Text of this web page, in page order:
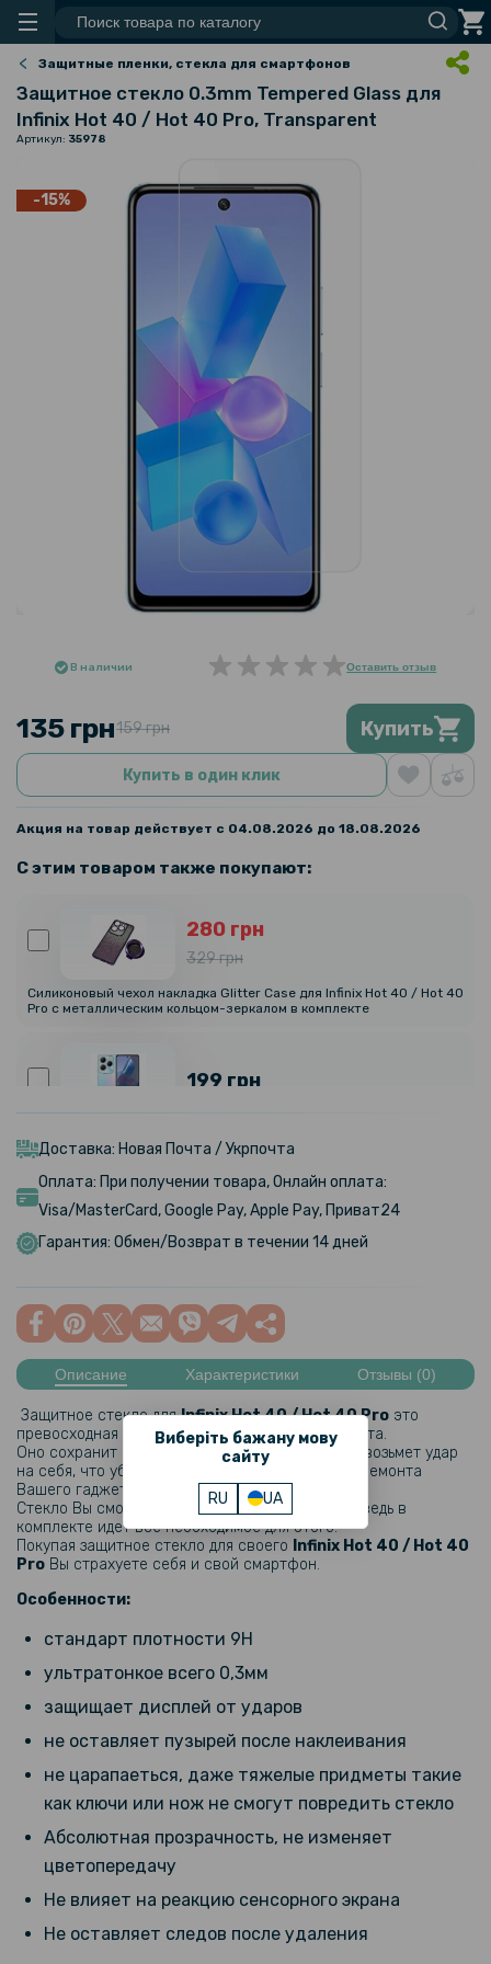
Виберіть бажану мову
сайту
RU UA
Защитные пленки, стекла для смартфонов
Защитное стекло 0.3mm Tempered Glass для
Infinix Hot 40 / Hot 40 Pro, Transparent
Артикул: 35978
-15%
В наличии Оставить отзыв
135 грн159 грн Купить
Купить в один клик
Акция на товар действует с 04.08.2026 до 18.08.2026
С этим товаром также покупают:
280 грн
329 грн
Силиконовый чехол накладка Glitter Case для Infinix Hot 40 / Hot 40
Pro с металлическим кольцом-зеркалом в комплекте
199 грн
40, Transparent
399 грн
(Антишпион)
199 грн
Противоударная гидрогелевая пленка Hydrogel Film для Infinix Hot
40 на заднюю панель, Transparent
299 грн
Гидрогелевая пленка iNobi Matte для Infinix Hot 40 на заднюю
панель, Матовая
389 грн
Чехол накладка Ricco Camera Sliding для Infinix Hot 40 / Hot 40 Pro
237 грн
279 грн
Кожаный чехол - накладка Fanoya для Infinix Hot 40 / Hot 40 Pro
499 грн
Чехол книжка Epik iFace Retro Leather для Infinix Hot 40 / Hot 40 Pro
Доставка: Новая Почта / Укрпочта
Оплата: При получении товара, Онлайн оплата:
Visa/MasterCard, Google Pay, Apple Pay, Приват24
Гарантия: Обмен/Возврат в течении 14 дней
Описание Характеристики Отзывы (0)
Защитное стекло дляInfinix Hot 40 / Hot 40 Pro это
превосходная защита для экрана Вашего гаджета.
Оно сохранит экран смартфона при падении и возьмет удар
на себя, что убережет Вас от дорогостоящего ремонта
Вашего гаджета.
Стекло Вы сможете наклеить самостоятельно, ведь в
комплекте идет все необходимое для этого.
Покупая защитное стекло для своего Infinix Hot 40 / Hot 40
Pro Вы страхуете себя и свой смартфон.
Особенности:
стандарт плотности 9H
ультратонкое всего 0,3мм
защищает дисплей от ударов
не оставляет пузырей после наклеивания
не царапаеться, даже тяжелые придметы такие
как ключи или нож не смогут повредить стекло
Абсолютная прозрачность, не изменяет
цветопередачу
Не влияет на реакцию сенсорного экрана
Не оставляет следов после удаления